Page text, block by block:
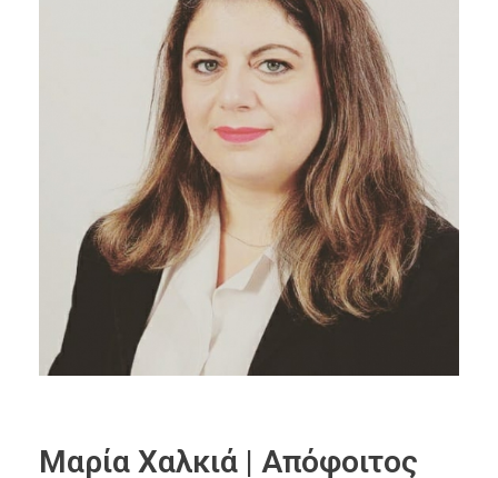
Μαρία Χαλκιά | Απόφοιτος